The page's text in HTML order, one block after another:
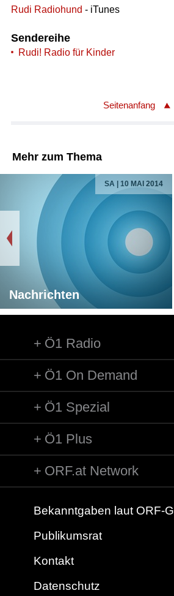
Rudi Radiohund - iTunes
Sendereihe
Rudi! Radio für Kinder
Seitenanfang
Mehr zum Thema
SA | 10 MAI 2014
Nachrichten
Ö1 Radio
Ö1 On Demand
Ö1 Spezial
Ö1 Plus
ORF.at Network
Bekanntgaben laut ORF-G
Publikumsrat
Kontakt
Datenschutz